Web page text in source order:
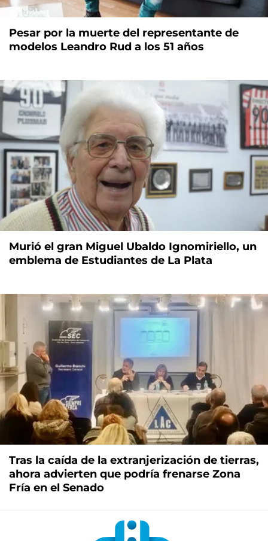
Pesar por la muerte del representante de
modelos Leandro Rud a los 51 años
Murió el gran Miguel Ubaldo Ignomiriello, un
emblema de Estudiantes de La Plata
Tras la caída de la extranjerización de tierras,
ahora advierten que podría frenarse Zona
Fría en el Senado